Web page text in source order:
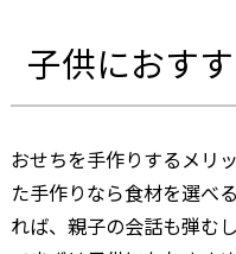
子供におす
おせちを手作りするメリ
た手作りなら食材を選べ
れば、親子の会話も弾む